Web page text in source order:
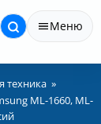
Меню
техника
ML-1660, ML-